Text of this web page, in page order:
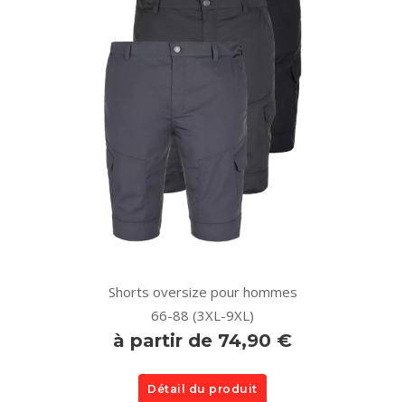
Shorts oversize pour hommes
66-88 (3XL-9XL)
à partir de 74,90 €
Détail du produit